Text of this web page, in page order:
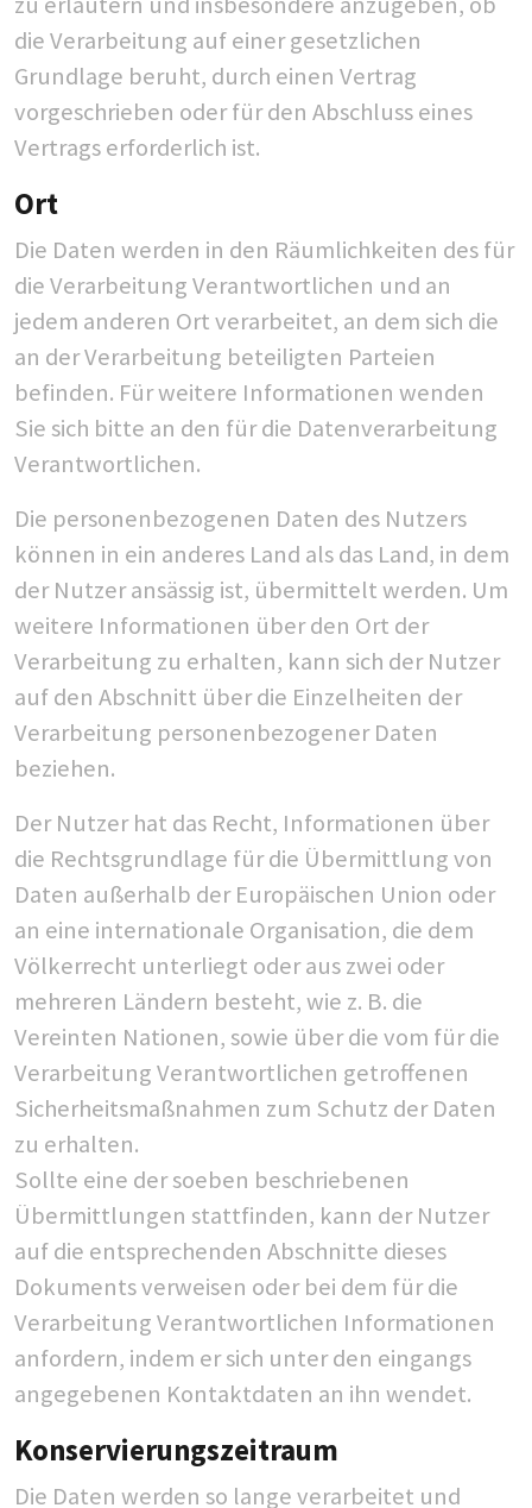
die Verarbeitung auf einer gesetzlichen
Grundlage beruht, durch einen Vertrag
vorgeschrieben oder für den Abschluss eines
Vertrags erforderlich ist.
Ort
Die Daten werden in den Räumlichkeiten des für
die Verarbeitung Verantwortlichen und an
jedem anderen Ort verarbeitet, an dem sich die
an der Verarbeitung beteiligten Parteien
befinden. Für weitere Informationen wenden
Sie sich bitte an den für die Datenverarbeitung
Verantwortlichen.
Die personenbezogenen Daten des Nutzers
können in ein anderes Land als das Land, in dem
der Nutzer ansässig ist, übermittelt werden. Um
weitere Informationen über den Ort der
Verarbeitung zu erhalten, kann sich der Nutzer
auf den Abschnitt über die Einzelheiten der
Verarbeitung personenbezogener Daten
beziehen.
Der Nutzer hat das Recht, Informationen über
die Rechtsgrundlage für die Übermittlung von
Daten außerhalb der Europäischen Union oder
an eine internationale Organisation, die dem
Völkerrecht unterliegt oder aus zwei oder
mehreren Ländern besteht, wie z. B. die
Vereinten Nationen, sowie über die vom für die
Verarbeitung Verantwortlichen getroffenen
Sicherheitsmaßnahmen zum Schutz der Daten
zu erhalten.
Sollte eine der soeben beschriebenen
Übermittlungen stattfinden, kann der Nutzer
auf die entsprechenden Abschnitte dieses
Dokuments verweisen oder bei dem für die
Verarbeitung Verantwortlichen Informationen
anfordern, indem er sich unter den eingangs
angegebenen Kontaktdaten an ihn wendet.
Konservierungszeitraum
Die Daten werden so lange verarbeitet und